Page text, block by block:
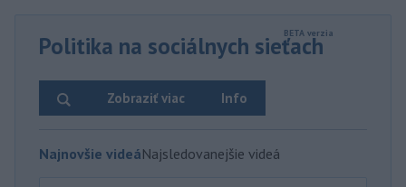
Politika na sociálnych sieťach
Info
Zobraziť viac
Najnovšie videáNajsledovanejšie videá